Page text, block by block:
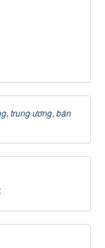
, trung ương, bán